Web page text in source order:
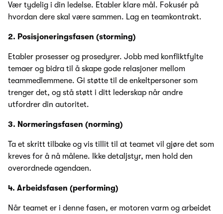
Vær tydelig i din ledelse. Etabler klare mål. Fokusér på
hvordan dere skal være sammen. Lag en teamkontrakt.
2. Posisjoneringsfasen (storming)
Etabler prosesser og prosedyrer. Jobb med konfliktfylte
temaer og bidra til å skape gode relasjoner mellom
teammedlemmene. Gi støtte til de enkeltpersoner som
trenger det, og stå støtt i ditt lederskap når andre
utfordrer din autoritet.
3. Normeringsfasen (norming)
Ta et skritt tilbake og vis tillit til at teamet vil gjøre det som
kreves for å nå målene. Ikke detaljstyr, men hold den
overordnede agendaen.
4. Arbeidsfasen (performing)
Når teamet er i denne fasen, er motoren varm og arbeidet